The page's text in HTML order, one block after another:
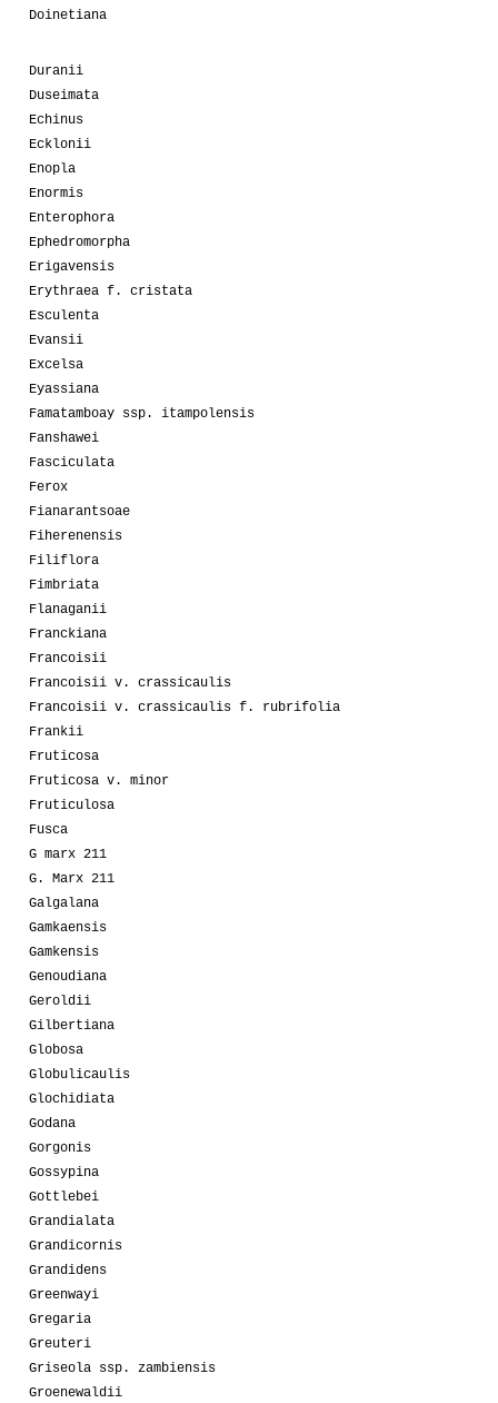
Doinetiana
Duranii
Duseimata
Echinus
Ecklonii
Enopla
Enormis
Enterophora
Ephedromorpha
Erigavensis
Erythraea f. cristata
Esculenta
Evansii
Excelsa
Eyassiana
Famatamboay ssp. itampolensis
Fanshawei
Fasciculata
Ferox
Fianarantsoae
Fiherenensis
Filiflora
Fimbriata
Flanaganii
Franckiana
Francoisii
Francoisii v. crassicaulis
Francoisii v. crassicaulis f. rubrifolia
Frankii
Fruticosa
Fruticosa v. minor
Fruticulosa
Fusca
G marx 211
G. Marx 211
Galgalana
Gamkaensis
Gamkensis
Genoudiana
Geroldii
Gilbertiana
Globosa
Globulicaulis
Glochidiata
Godana
Gorgonis
Gossypina
Gottlebei
Grandialata
Grandicornis
Grandidens
Greenwayi
Gregaria
Greuteri
Griseola ssp. zambiensis
Groenewaldii